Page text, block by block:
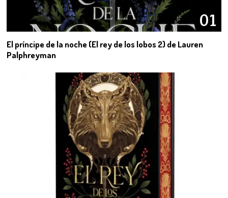
01
El príncipe de la noche (El rey de los lobos 2) de Lauren
Palphreyman